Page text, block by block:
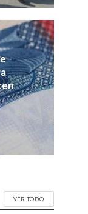
VER TODO